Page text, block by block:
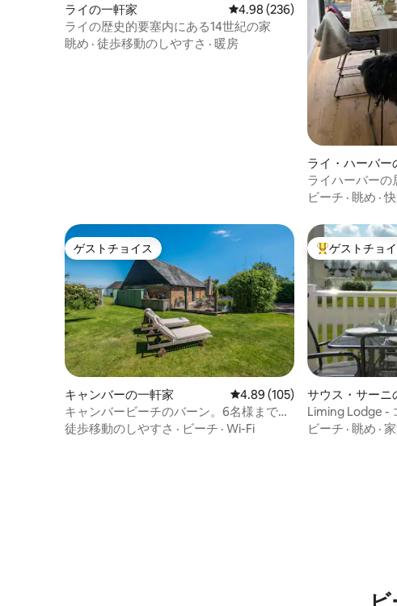
ライの一軒家 レビュー236件、5つ星中4.98
4.98 (236)
ライの歴史的要塞内にある14世紀の家
眺め · 徒歩移動のしやすさ · 暖房
ライ・ハーバー
ライハーバーの
ビーチ · 眺め ·
ゲストチョイス
ゲストチョイス
キャンバーの一軒家 レビュー105件、5つ星中4.89
4.89 (105)
キャンバービーチのバーン。6名様までご
宿泊可能
徒歩移動のしやすさ · ビーチ · Wi-Fi
大好評のゲス
ゲストチョ
サウス・サーニ
Liming Lodge -
過ごす休日
ビーチ · 眺め ·